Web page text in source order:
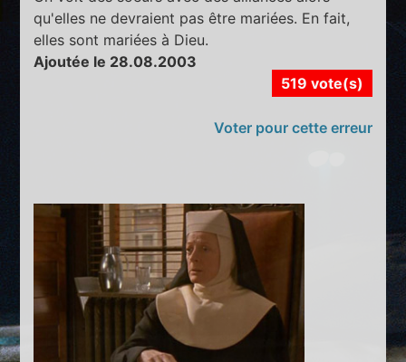
qu'elles ne devraient pas être mariées. En fait,
elles sont mariées à Dieu.
Ajoutée le 28.08.2003
519 vote(s)
Voter pour cette erreur